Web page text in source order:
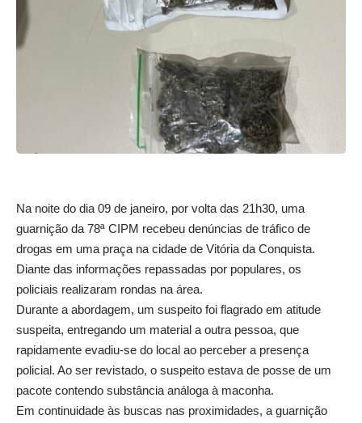
Na noite do dia 09 de janeiro, por volta das 21h30, uma
guarnição da 78ª CIPM recebeu denúncias de tráfico de
drogas em uma praça na cidade de Vitória da Conquista.
Diante das informações repassadas por populares, os
policiais realizaram rondas na área.
Durante a abordagem, um suspeito foi flagrado em atitude
suspeita, entregando um material a outra pessoa, que
rapidamente evadiu-se do local ao perceber a presença
policial. Ao ser revistado, o suspeito estava de posse de um
pacote contendo substância análoga à maconha.
Em continuidade às buscas nas proximidades, a guarnição